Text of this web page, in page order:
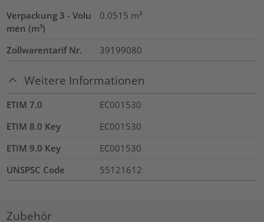
Verpackung 3 - Volu
men (m³)
0.0515 m³
Zollwarentarif Nr. 39199080
Weitere Informationen
ETIM 7.0
EC001530
ETIM 8.0 Key
EC001530
ETIM 9.0 Key
EC001530
UNSPSC Code
55121612
Zubehör